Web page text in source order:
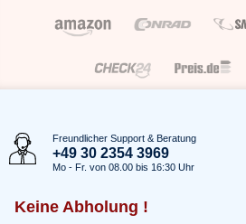
Freundlicher Support & Beratung
+49 30 2354 3969
Mo - Fr. von 08.00 bis 16:30 Uhr
Keine Abholung !